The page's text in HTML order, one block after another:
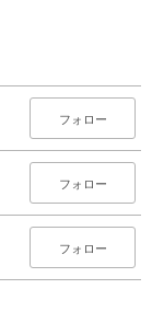
フォロー
フォロー
フォロー